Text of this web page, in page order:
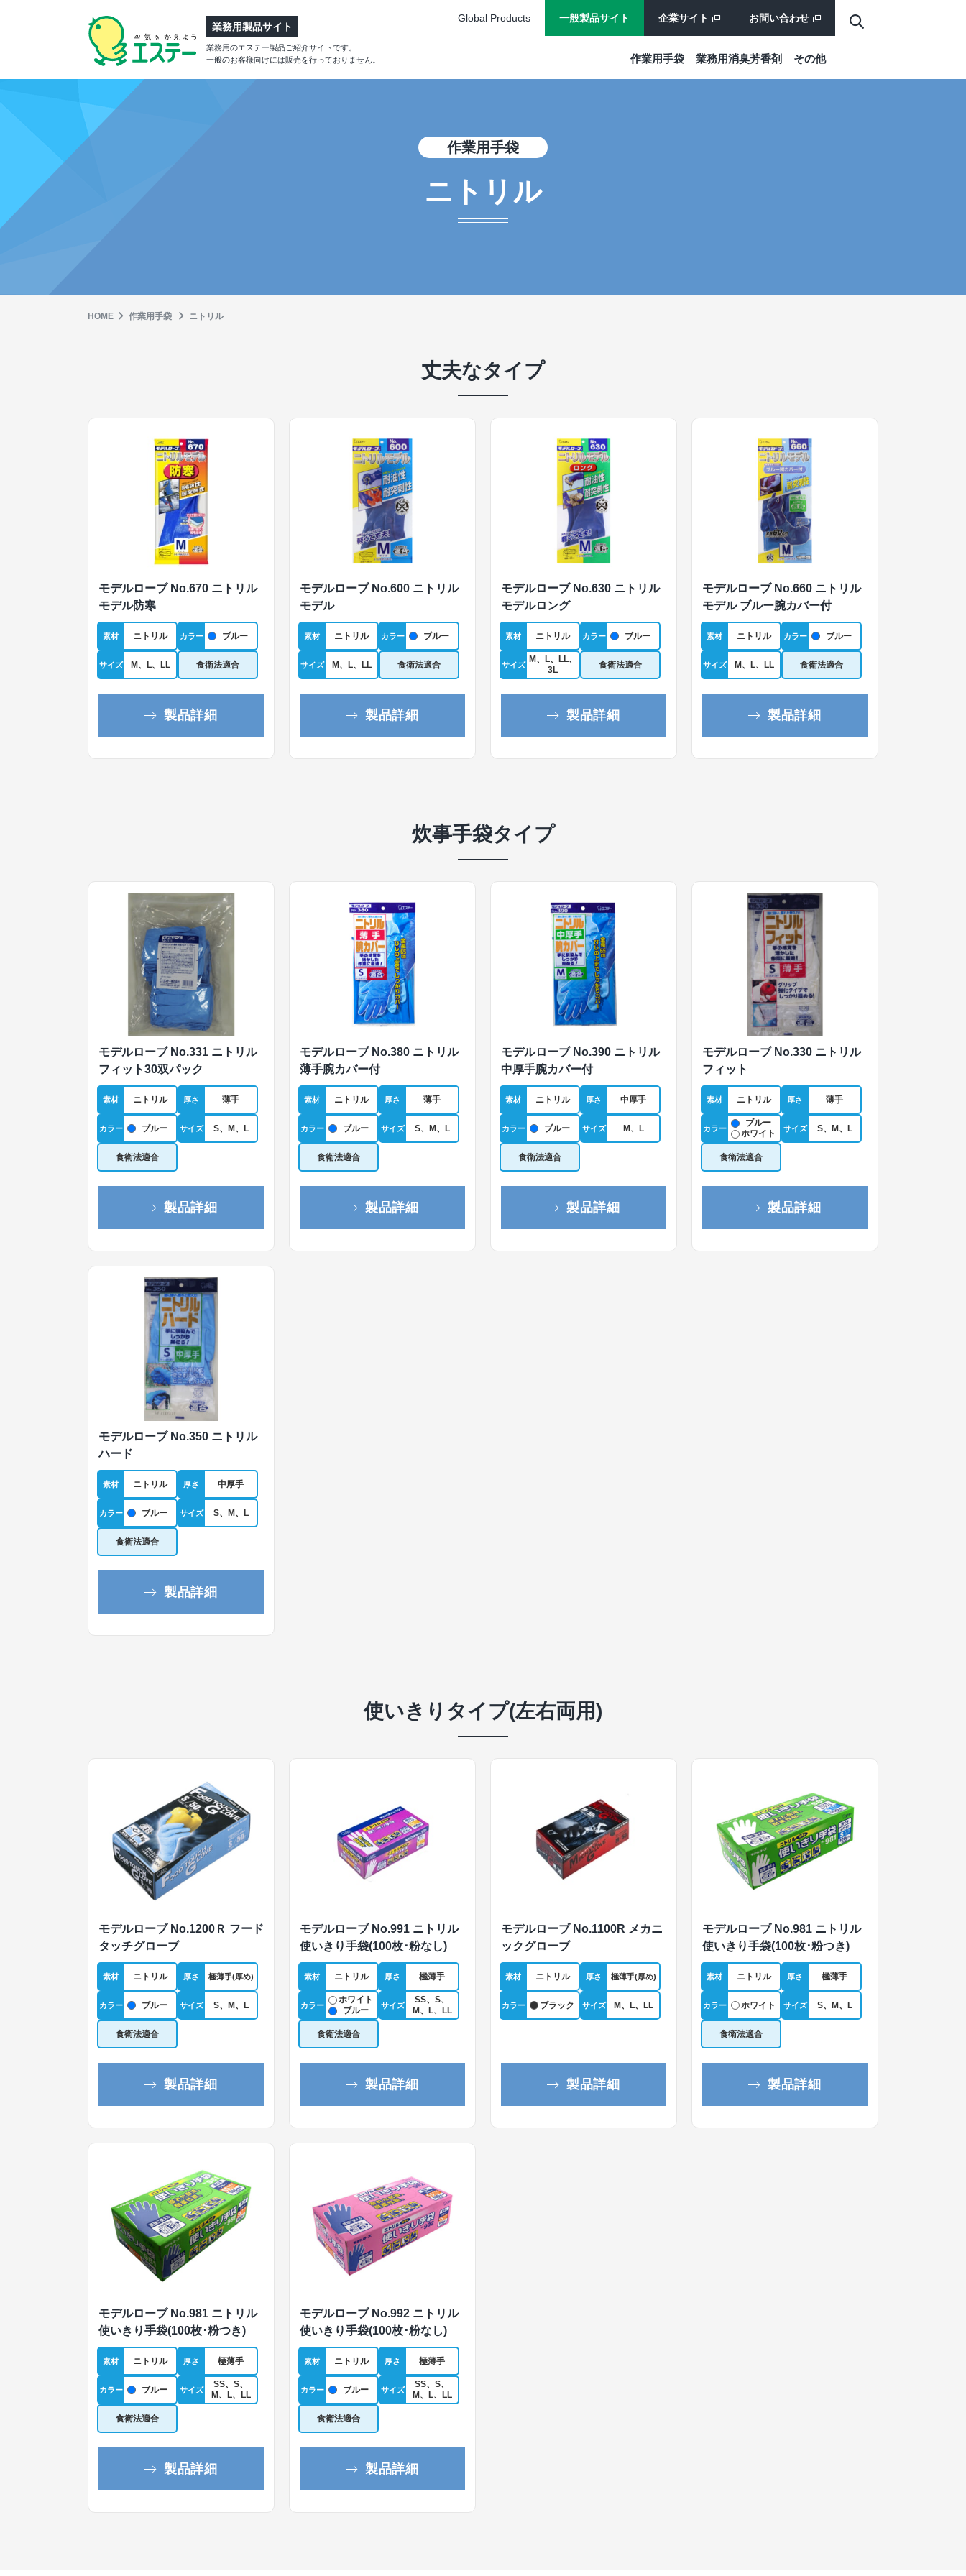
業務用製品サイト
業務用のエステー製品ご紹介サイトです。
一般のお客様向けには販売を行っておりません。
作業⽤⼿袋 業務⽤消臭芳⾹剤 その他
Global Products 一般製品サイト 企業サイト お問い合わせ
作業⽤⼿袋
ニトリル
HOME 作業⽤⼿袋 ニトリル
丈夫なタイプ
モデルローブ No.670 ニトリル
モデル防寒
素材 ニトリル カラー ブルー
サイズ M、L、LL 食衛法適合
製品詳細
モデルローブ No.600 ニトリル
モデル
素材 ニトリル カラー ブルー
サイズ M、L、LL 食衛法適合
製品詳細
モデルローブ No.630 ニトリル
モデルロング
素材 ニトリル カラー ブルー
サイズ
M、L、LL、
3L
食衛法適合
製品詳細
モデルローブ No.660 ニトリル
モデル ブルー腕カバー付
素材 ニトリル カラー ブルー
サイズ M、L、LL 食衛法適合
製品詳細
炊事手袋タイプ
モデルローブ No.331 ニトリル
フィット30双パック
素材 ニトリル 厚さ 薄手
カラー ブルー サイズ S、M、L
食衛法適合
製品詳細
モデルローブ No.380 ニトリル
薄手腕カバー付
素材 ニトリル 厚さ 薄手
カラー ブルー サイズ S、M、L
食衛法適合
製品詳細
モデルローブ No.390 ニトリル
中厚手腕カバー付
素材 ニトリル 厚さ 中厚手
カラー ブルー サイズ M、L
食衛法適合
製品詳細
モデルローブ No.330 ニトリル
フィット
素材 ニトリル 厚さ 薄手
カラー
ブルー
ホワイト
サイズ S、M、L
食衛法適合
製品詳細
モデルローブ No.350 ニトリル
ハード
素材 ニトリル 厚さ 中厚手
カラー ブルー サイズ S、M、L
食衛法適合
製品詳細
使いきりタイプ(左右両用)
モデルローブ No.1200Ｒ フード
タッチグローブ
素材 ニトリル 厚さ 極薄手(厚め)
カラー ブルー サイズ S、M、L
食衛法適合
製品詳細
モデルローブ No.991 ニトリル
使いきり手袋(100枚･粉なし)
素材 ニトリル 厚さ 極薄手
カラー
ホワイト
ブルー
サイズ
SS、S、
M、L、LL
食衛法適合
製品詳細
モデルローブ No.1100R メカニ
ックグローブ
素材 ニトリル 厚さ 極薄手(厚め)
カラー ブラック サイズ M、L、LL
製品詳細
モデルローブ No.981 ニトリル
使いきり手袋(100枚･粉つき)
素材 ニトリル 厚さ 極薄手
カラー ホワイト サイズ S、M、L
食衛法適合
製品詳細
モデルローブ No.981 ニトリル
使いきり手袋(100枚･粉つき)
素材 ニトリル 厚さ 極薄手
カラー ブルー サイズ
SS、S、
M、L、LL
食衛法適合
製品詳細
モデルローブ No.992 ニトリル
使いきり手袋(100枚･粉なし)
素材 ニトリル 厚さ 極薄手
カラー ブルー サイズ
SS、S、
M、L、LL
食衛法適合
製品詳細